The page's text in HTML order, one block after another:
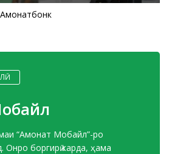
“Амонат Мобайл”-ро
Онро боргирӣ карда, ҳама